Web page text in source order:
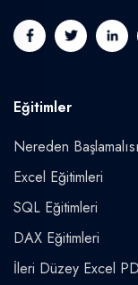
Eğitimler
Nereden
Excel Eğitimleri
SQL Eğitimleri
DAX Eğitimleri
İleri Düzey Excel